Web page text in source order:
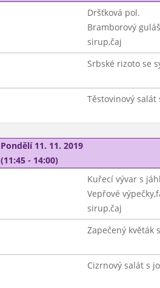
Dršťková pol.
Bramborový
sirup,čaj
Srbské rizoto se
Těstovinový salát
Pondělí 11. 11. 2019
(11:45 - 14:00)
Kuřecí vývar s
Vepřové
sirup,čaj
Zapečený květák
Cizrnový salát s